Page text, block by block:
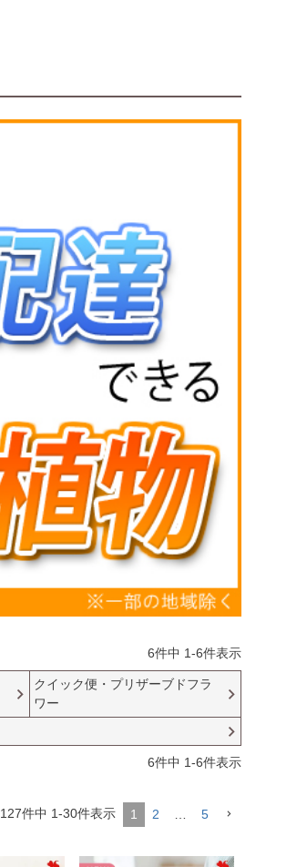
6件中 1-6件表示
クイック便・プリザーブドフラ
ワー
6件中 1-6件表示
127件中 1-30件表示 1 2 5